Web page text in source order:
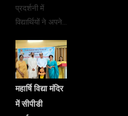
प्रदर्शनी में
विद्यार्थियों ने अपने…
महार्षि विद्या मंदिर
में सीपीडी